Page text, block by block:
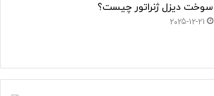
سوخت دیزل ژنراتور چیست؟
2025-12-21